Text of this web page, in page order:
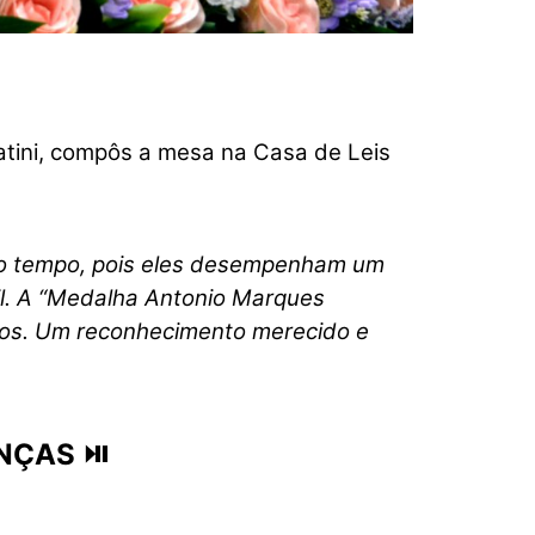
compôs a mesa na Casa de Leis
tempo, pois eles desempenham um
A “Medalha Antonio Marques
Um reconhecimento merecido e
⏯